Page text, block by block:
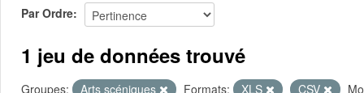
À propos
Par Ordre
1 jeu de données trouvé
Groupes: Arts scéniques Formats: XLS CSV